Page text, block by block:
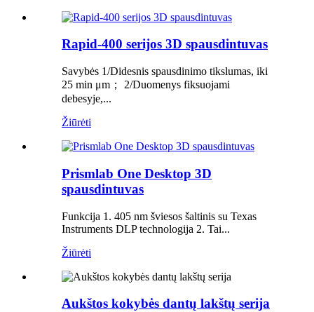
Rapid-400 serijos 3D spausdintuvas
Savybės 1/Didesnis spausdinimo tikslumas, iki
25 min μm； 2/Duomenys fiksuojami
debesyje,...
Žiūrėti
Prismlab One Desktop 3D
spausdintuvas
Funkcija 1. 405 nm šviesos šaltinis su Texas
Instruments DLP technologija 2. Tai...
Žiūrėti
Aukštos kokybės dantų lakštų serija